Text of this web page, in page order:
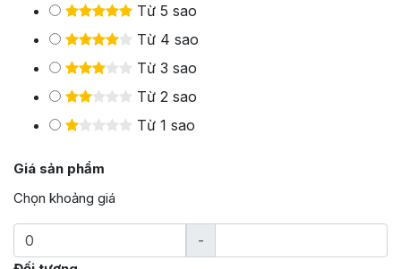
Từ 5 sao
Từ 4 sao
Từ 3 sao
Từ 2 sao
Từ 1 sao
Giá sản phẩm
Chọn khoảng giá
-